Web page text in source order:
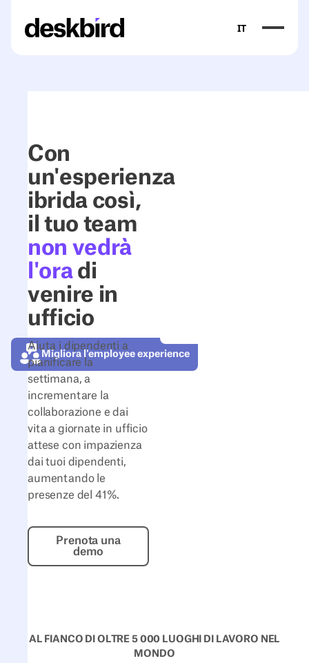
IT
Migliora l'employee experience
Con
un'esperienza
ibrida così,
il tuo team
non vedrà
l'oradi
venire in
ufficio
Aiuta i dipendenti a
pianificare la
settimana, a
incrementare la
collaborazione e dai
vita a giornate in ufficio
attese con impazienza
dai tuoi dipendenti,
aumentando le
presenze del 41%.
Prenota una demo
Prenota una
demo
AL FIANCO DI OLTRE 5 000 LUOGHI DI LAVORO NEL
MONDO